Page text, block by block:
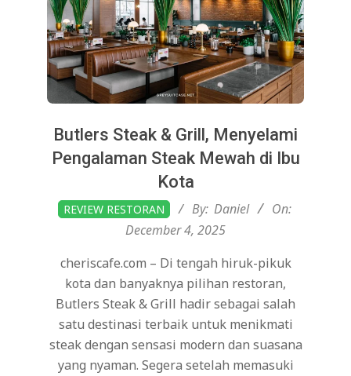
Butlers Steak & Grill, Menyelami
Pengalaman Steak Mewah di Ibu
Kota
2025-
12-
REVIEW RESTORAN By: Daniel
On:
December 4, 2025
cheriscafe.com – Di tengah hiruk-pikuk
kota dan banyaknya pilihan restoran,
Butlers Steak & Grill hadir sebagai salah
satu destinasi terbaik untuk menikmati
steak dengan sensasi modern dan suasana
yang nyaman. Segera setelah memasuki